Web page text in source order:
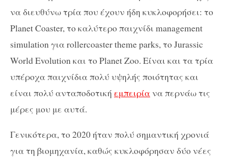
να διευθύνω τρία που έχουν ήδη κυκλοφορήσει: το
Planet Coaster, το καλύτερο παιχνίδι management
simulation για rollercoaster theme parks, το Jurassic
World Evolution και το Planet Zoo. Είναι και τα τρία
υπέροχα παιχνίδια πολύ υψηλής ποιότητας και
είναι πολύ ανταποδοτική εμπειρίανα περνάω τις
μέρες μου με αυτά.
Γενικότερα, το 2020 ήταν πολύ σημαντική χρονιά
για τη βιομηχανία, καθώς κυκλοφόρησαν δύο νέες